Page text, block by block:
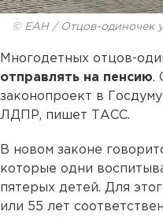
© ЕАН / Отцов-одиночек
Многодетных отцов-
отправлять на пенсию.
законопроект в
ЛДПР, пишет ТАСС.
В новом законе
которые одни
пятерых детей. Для
или 55 лет